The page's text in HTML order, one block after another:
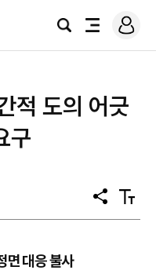
검
전
로
그
적 도의 어긋
구
공
유
텍
스
면 대응 불사